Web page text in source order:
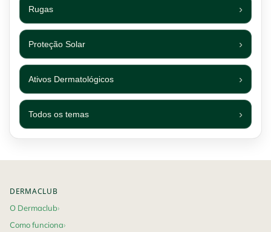
Rugas
Proteção Solar
Ativos Dermatológicos
Todos os temas
DERMACLUB
O Dermaclub
Como funciona